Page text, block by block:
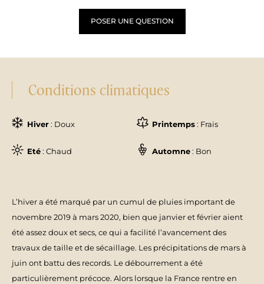
POSER UNE QUESTION
Conditions climatiques
Hiver: Doux Printemps: Frais
Eté: Chaud Automne: Bon
L’hiver a été marqué par un cumul de pluies important de
novembre 2019 à mars 2020, bien que janvier et février aient
été assez doux et secs, ce qui a facilité l’avancement des
travaux de taille et de sécaillage. Les précipitations de mars à
juin ont battu des records. Le débourrement a été
particulièrement précoce. Alors lorsque la France rentre en